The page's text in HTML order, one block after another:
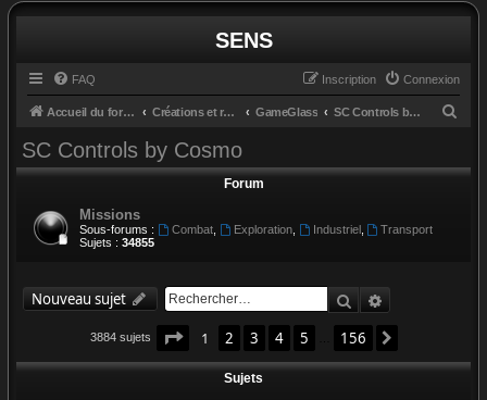
SENS
FAQ Connexion
Inscription
Accueil du forum Créations et retours GameGlass SC Controls by Cosmo
SC Controls by Cosmo
Forum
Missions
Sous-forums : Combat, Exploration, Industriel,
Transport
Sujets : 34855
Nouveau sujet Rechercher
3884 sujets Page 1sur156
1 2 3 4 5 156
Sujets